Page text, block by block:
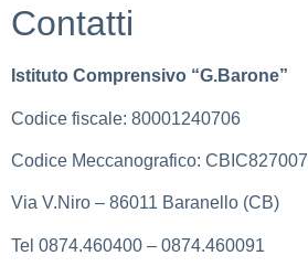
Contatti
Istituto Comprensivo “G.Barone”
Codice fiscale: 80001240706
Codice Meccanografico: CBIC827007
Via V.Niro – 86011 Baranello (CB)
Tel 0874.460400 – 0874.460091